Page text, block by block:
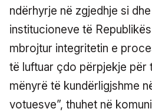
ndërhyrje në zgjedhje si
institucioneve të
mbrojtur integritetin e
të luftuar çdo përpjekje për
mënyrë të kundërligjshme
votuesve”, thuhet në